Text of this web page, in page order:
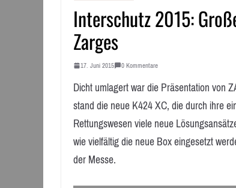
Interschutz 2015:
Zarges
17. Juni 2015 0 Kommentare
Dicht umlagert war die Präsentation von
stand die neue K424 XC, die durch ihre
Rettungswesen viele neue
wie vielfältig die neue Box eingesetzt
der Messe.